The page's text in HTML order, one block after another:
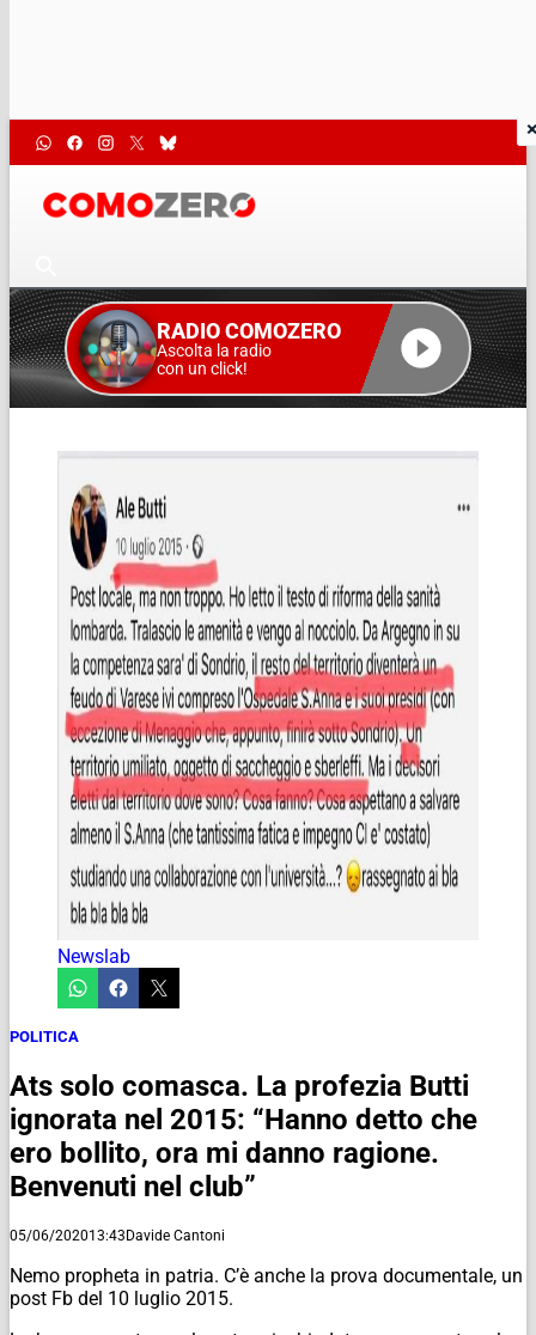
RADIO COMOZERO
Ascolta la radio
con un click!
Newslab
POLITICA
Ats solo comasca. La profezia Butti
ignorata nel 2015: “Hanno detto che
ero bollito, ora mi danno ragione.
Benvenuti nel club”
05/06/202013:43Davide Cantoni
Nemo propheta in patria. C’è anche la prova documentale, un
post Fb del 10 luglio 2015.